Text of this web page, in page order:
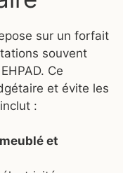
sur un forfait
souvent
Ce
et évite les
:
et